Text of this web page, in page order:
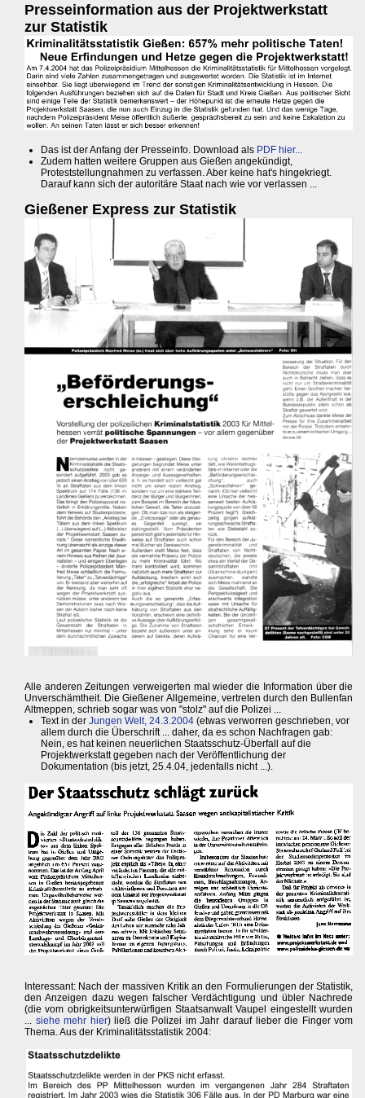
Presseinformation aus der Projektwerkstatt
zur Statistik
Das ist der Anfang der Presseinfo. Download als PDF hier...
Zudem hatten weitere Gruppen aus Gießen angekündigt,
Proteststellungnahmen zu verfassen. Aber keine hat's hingekriegt.
Darauf kann sich der autoritäre Staat nach wie vor verlassen ...
Gießener Express zur Statistik
Alle anderen Zeitungen verweigerten mal wieder die Information über die
Unverschämtheit. Die Gießener Allgemeine, vertreten durch den Bullenfan
Altmeppen, schrieb sogar was von "stolz" auf die Polizei ...
Text in der Jungen Welt, 24.3.2004 (etwas verworren geschrieben, vor
allem durch die Überschrift ... daher, da es schon Nachfragen gab:
Nein, es hat keinen neuerlichen Staatsschutz-Überfall auf die
Projektwerkstatt gegeben nach der Veröffentlichung der
Dokumentation (bis jetzt, 25.4.04, jedenfalls nicht ...).
Interessant: Nach der massiven Kritik an den Formulierungen der Statistik,
den Anzeigen dazu wegen falscher Verdächtigung und übler Nachrede
(die vom obrigkeitsunterwürfigen Staatsanwalt Vaupel eingestellt wurden
siehe mehr hier) ließ die Polizei im Jahr darauf lieber die Finger vom
Thema. Aus der Kriminalitätsstatistik 2004: